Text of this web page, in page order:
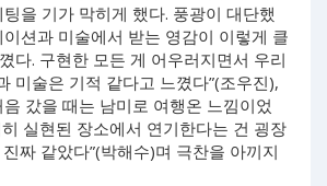
을 기가 막히게 했다. 풍광이 대단했
이션과 미술에서 받는 영감이 이렇게 클
다. 구현한 모든 게 어우러지면서 우리
미술은 기적 같다고 느꼈다”(조우진),
갔을 때는 남미로 여행온 느낌이었
실현된 장소에서 연기한다는 건 굉장
짜 같았다”(박해수)며 극찬을 아끼지